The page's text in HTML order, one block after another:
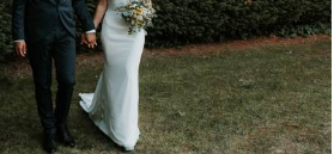
1434